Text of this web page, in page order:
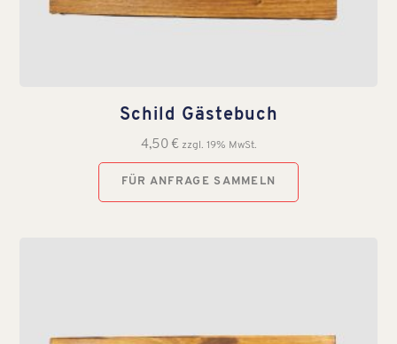
Schild Gästebuch
4,50 € zzgl. 19% MwSt.
FÜR ANFRAGE SAMMELN